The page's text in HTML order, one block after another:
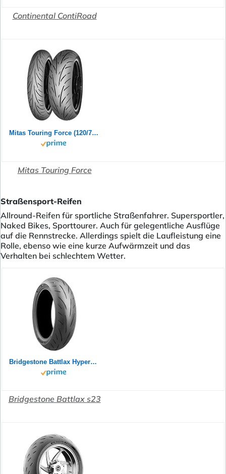
Continental ContiRoad
Mitas Touring Force (120/70ZR17 (58W) TL)
Mitas Touring Force
Straßensport-Reifen
Allround-Reifen für sportliche Straßenfahrer. Supersportler,
Naked Bikes, Sporttourer. Auch für gelegentliche Ausflüge
auf die Rennstrecke. Allerdings spielt die Laufleistung eine
Rolle, ebenso wie eine kurze Aufwärmzeit und das
Verhalten bei schlechtem Wetter.
Bridgestone Battlax Hypersport S23 Rear 180/55ZR17 73W TL 24758
Bridgestone Battlax s23